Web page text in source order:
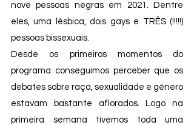
nove pessoas negras em 2021. Dentre
eles, uma lésbica, dois gays e TRÊS (!!!!!)
pessoas bissexuais.
Desde os primeiros momentos do
programa conseguimos perceber que os
debates sobre raça, sexualidade e gênero
estavam bastante aflorados. Logo na
primeira semana tivemos toda uma